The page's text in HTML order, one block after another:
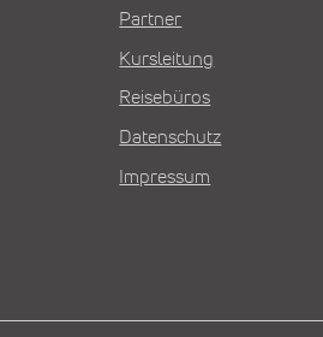
Partner
Kursleitung
Reisebüros
Datenschutz
Impressum